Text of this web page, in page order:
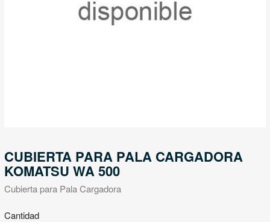
CUBIERTA PARA PALA CARGADORA
KOMATSU WA 500
Cubierta para Pala Cargadora
Cantidad